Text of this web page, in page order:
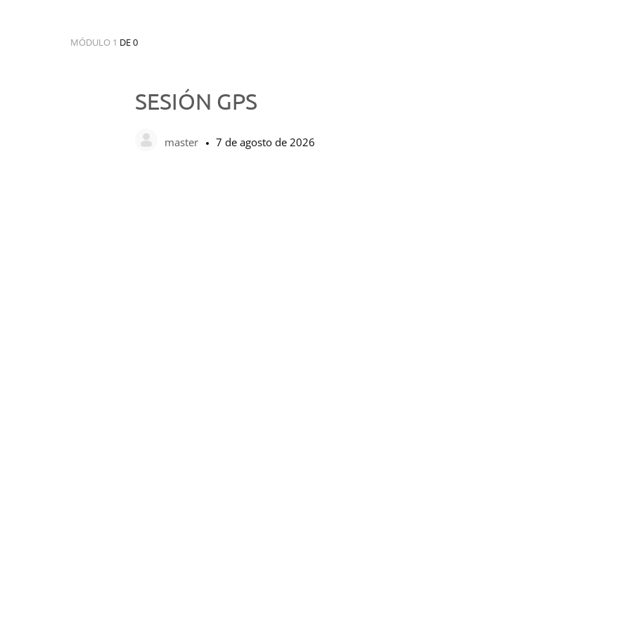
MÓDULO 1 DE 0
SESIÓN GPS
master 7 de agosto de 2026